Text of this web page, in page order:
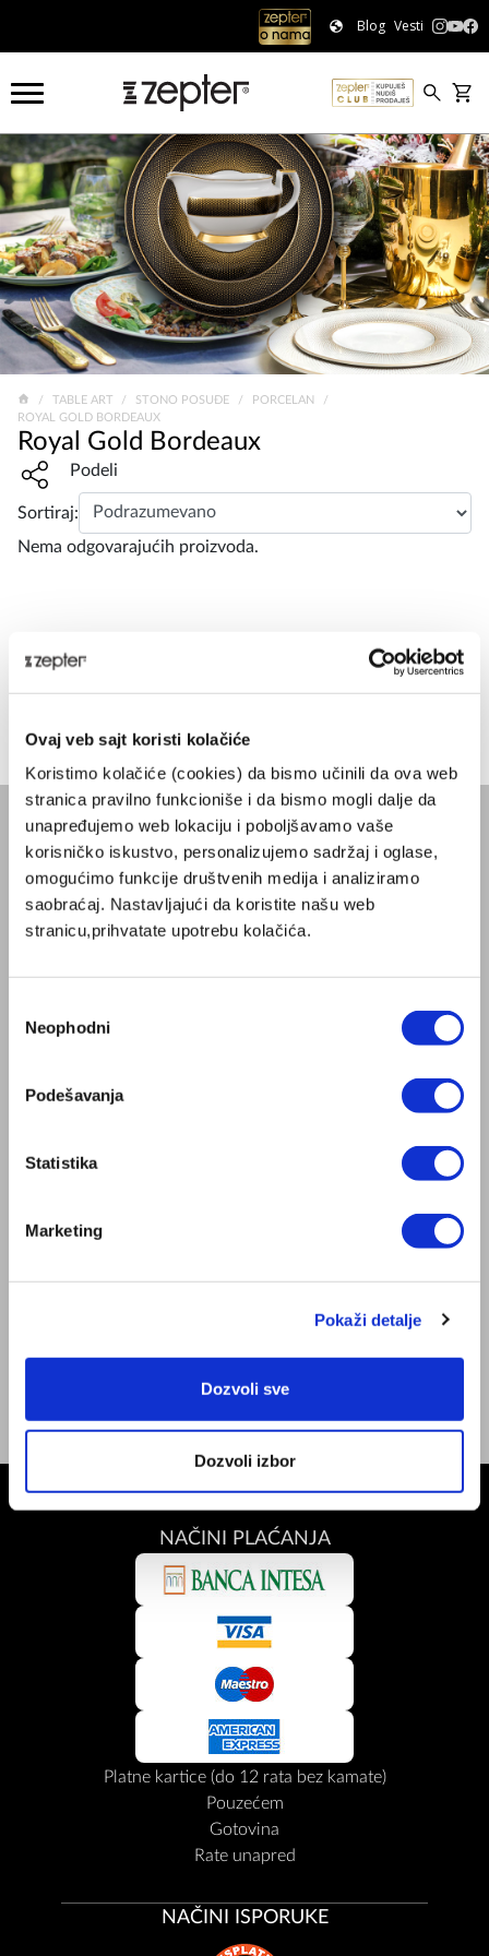
Ovaj veb sajt koristi kolačiće
Koristimo kolačiće (cookies) da bismo učinili da ova web
stranica pravilno funkcioniše i da bismo mogli dalje da
unapređujemo web lokaciju i poboljšavamo vaše
korisničko iskustvo, personalizujemo sadržaj i oglase,
omogućimo funkcije društvenih medija i analiziramo
saobraćaj. Nastavljajući da koristite našu web
stranicu,prihvatate upotrebu kolačića.
сагласности
Neophodni
Podešavanja
Statistika
Marketing
Pokaži detalje
Dozvoli sve
Dozvoli izbor
Blog Vesti
TABLE ART STONO POSUĐE
PORCELAN
ROYAL GOLD BORDEAUX
Royal Gold Bordeaux
Share widget, open sharing modal with Enter
Podeli
Sortiraj:
Nema odgovarajućih proizvoda.
KOMPANIJA
Blog
Misija
O Kompaniji
Prodavnice
Dozvola za prodaju medicinskih proizvoda
Politika privatnosti
Uslovi čuvanja poslovne tajne
Instagram
NAČINI PLAĆANJA
Platne kartice (do 12 rata bez kamate)
Pouzećem
Gotovina
Rate unapred
NAČINI ISPORUKE